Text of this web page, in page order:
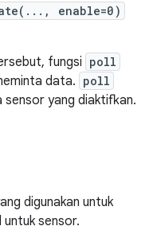
enable=0)
fungsi poll
data. poll
sensor yang diaktifkan.
digunakan untuk
sensor.